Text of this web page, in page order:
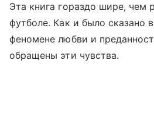
Эта книга гораздо шире, чем
футболе. Как и было сказано
феномене любви и
обращены эти чувства.